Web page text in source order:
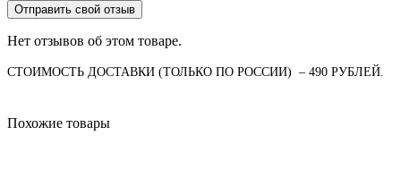
Отправить свой отзыв
Нет отзывов об этом товаре.
СТОИМОСТЬ ДОСТАВКИ (ТОЛЬКО ПО РОССИИ) – 490 РУБЛЕЙ.
Похожие товары